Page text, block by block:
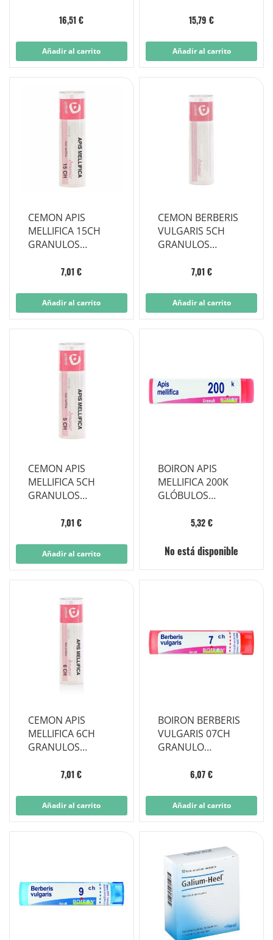
16,51 €
Añadir al carrito
15,79 €
Añadir al carrito
CEMON APIS
MELLIFICA 15CH
GRANULOS
7,01 €
Añadir al carrito
CEMON BERBERIS
VULGARIS 5CH
GRANULOS
7,01 €
Añadir al carrito
CEMON APIS
MELLIFICA 5CH
GRANULOS
7,01 €
Añadir al carrito
BOIRON APIS
MELLIFICA 200K
GLÓBULOS
5,32 €
No está disponible
CEMON APIS
MELLIFICA 6CH
GRANULOS
7,01 €
Añadir al carrito
BOIRON BERBERIS
VULGARIS 07CH
GRANULO
6,07 €
Añadir al carrito